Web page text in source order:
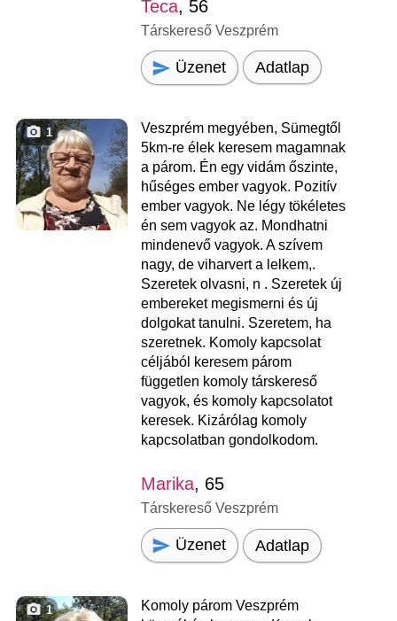
Teca, 56
Társkereső Veszprém
Üzenet Adatlap
1
Veszprém megyében, Sümegtől
5km-re élek keresem magamnak
a párom. Én egy vidám őszinte,
hűséges ember vagyok. Pozitív
ember vagyok. Ne légy tökéletes
én sem vagyok az. Mondhatni
mindenevő vagyok. A szívem
nagy, de viharvert a lelkem,.
Szeretek olvasni, n . Szeretek új
embereket megismerni és új
dolgokat tanulni. Szeretem, ha
szeretnek. Komoly kapcsolat
céljából keresem párom
független komoly társkereső
vagyok, és komoly kapcsolatot
keresek. Kizárólag komoly
kapcsolatban gondolkodom.
Marika, 65
Társkereső Veszprém
Üzenet Adatlap
1
Komoly párom Veszprém